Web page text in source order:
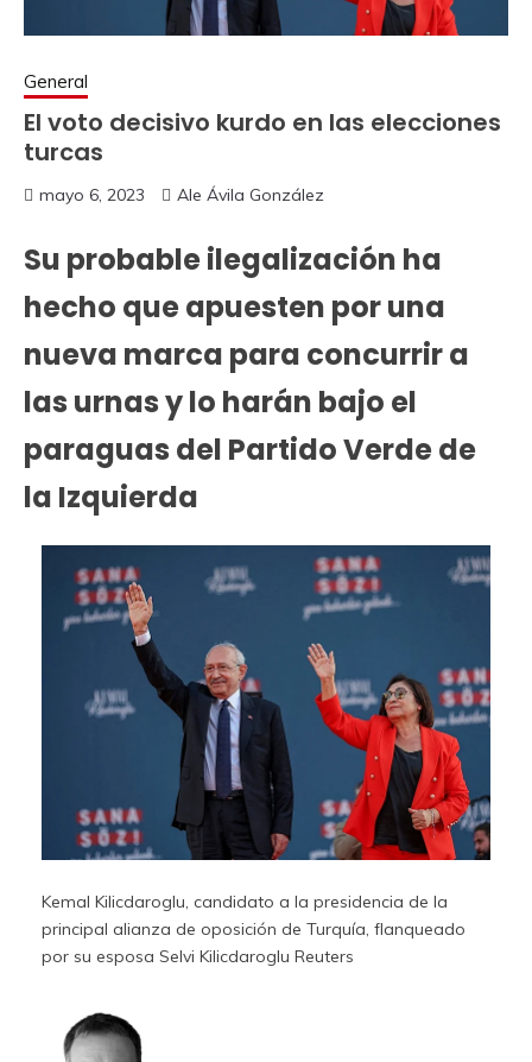
General
El voto decisivo kurdo en las elecciones
turcas
mayo 6, 2023 Ale Ávila González
Su probable ilegalización ha
hecho que apuesten por una
nueva marca para concurrir a
las urnas y lo harán bajo el
paraguas del Partido Verde de
la Izquierda
Kemal Kilicdaroglu, candidato a la presidencia de la
principal alianza de oposición de Turquía, flanqueado
por su esposa Selvi Kilicdaroglu Reuters